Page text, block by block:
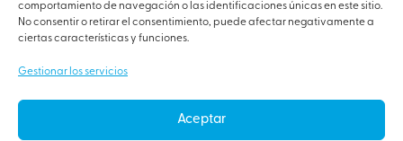
comportamiento de navegación o las identificaciones únicas en este sitio.
No consentir o retirar el consentimiento, puede afectar negativamente a
ciertas características y funciones.
Gestionar los servicios
Aceptar